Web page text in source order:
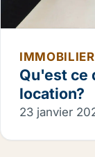
IMMOBILIER
Qu'est ce
location?
23 janvier